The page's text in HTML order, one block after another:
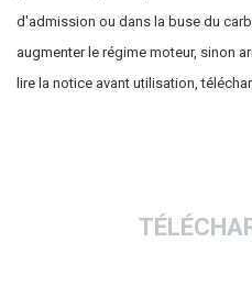
d'admission ou dans la buse du
augmenter le régime moteur, sinon
lire la notice avant utilisation,